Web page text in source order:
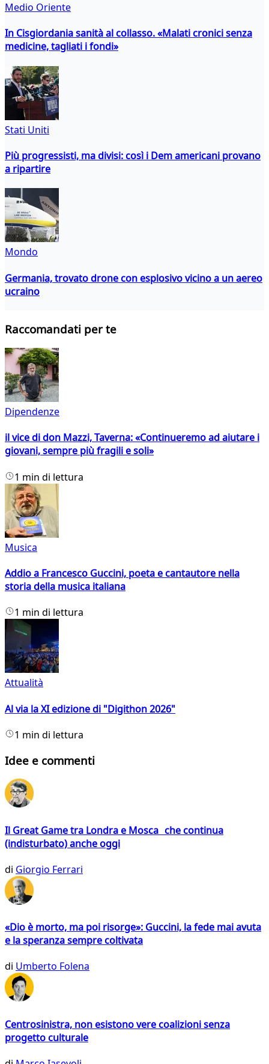
Medio Oriente
In Cisgiordania sanità al collasso. «Malati cronici senza
medicine, tagliati i fondi»
Stati Uniti
Più progressisti, ma divisi: così i Dem americani provano
a ripartire
Mondo
Germania, trovato drone con esplosivo vicino a un aereo
ucraino
Raccomandati per te
Dipendenze
il vice di don Mazzi, Taverna: «Continueremo ad aiutare i
giovani, sempre più fragili e soli»
1 min di lettura
Musica
Addio a Francesco Guccini, poeta e cantautore nella
storia della musica italiana
1 min di lettura
Attualità
Al via la XI edizione di "Digithon 2026"
1 min di lettura
Idee e commenti
Il Great Game tra Londra e Mosca che continua
(indisturbato) anche oggi
di Giorgio Ferrari
«Dio è morto, ma poi risorge»: Guccini, la fede mai avuta
e la speranza sempre coltivata
di Umberto Folena
Centrosinistra, non esistono vere coalizioni senza
progetto culturale